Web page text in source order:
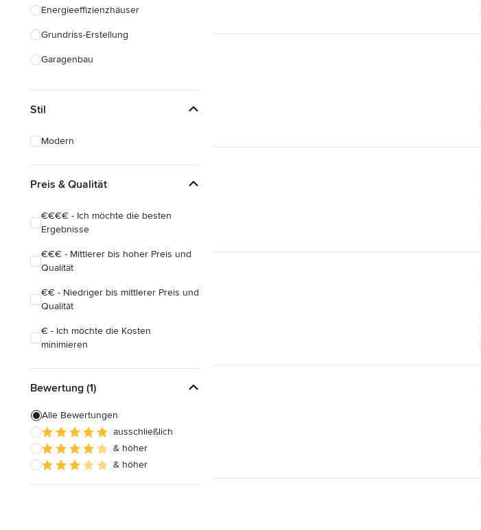
Energieeffizienzhäuser
Grundriss-Erstellung
Garagenbau
Baudenkmalpflege
Hausbau
Alle anzeigen
Stil
Modern
Preis & Qualität
€€€€ - Ich möchte die besten
Ergebnisse
€€€ - Mittlerer bis hoher Preis und
Qualität
€€ - Niedriger bis mittlerer Preis und
Qualität
€ - Ich möchte die Kosten
minimieren
Bewertung (1)
Alle Bewertungen
ausschließlich
& höher
& höher